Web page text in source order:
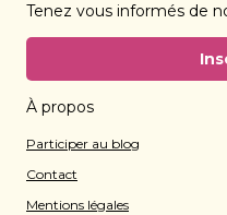
Tenez vous informés de
À propos
Participer au blog
Contact
Mentions légales